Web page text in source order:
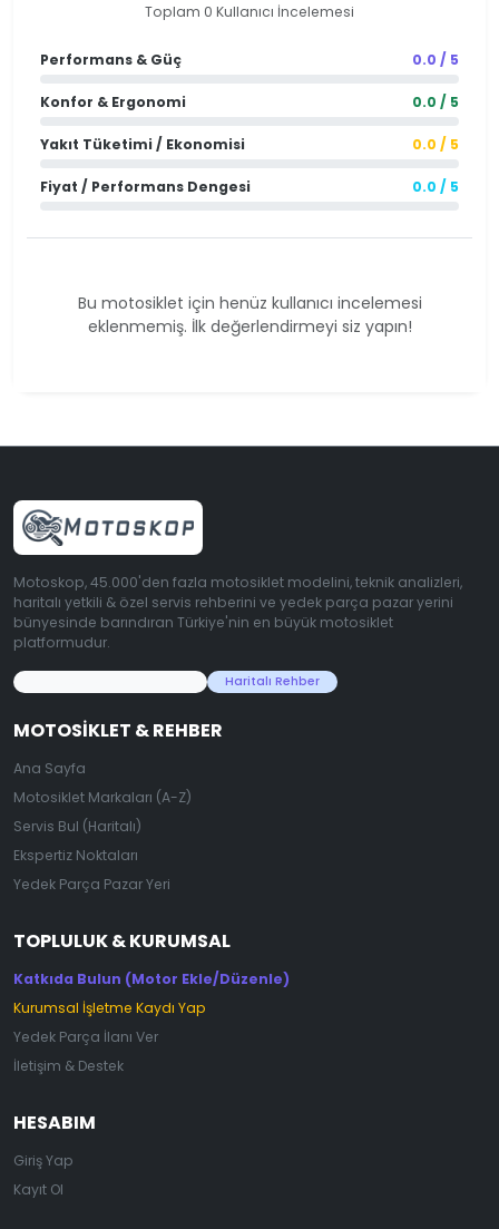
Toplam 0 Kullanıcı İncelemesi
Performans & Güç 0.0 / 5
Konfor & Ergonomi 0.0 / 5
Yakıt Tüketimi / Ekonomisi 0.0 / 5
Fiyat / Performans Dengesi 0.0 / 5
Bu motosiklet için henüz kullanıcı incelemesi
eklenmemiş. İlk değerlendirmeyi siz yapın!
Motoskop, 45.000'den fazla motosiklet modelini, teknik analizleri,
haritalı yetkili & özel servis rehberini ve yedek parça pazar yerini
bünyesinde barındıran Türkiye'nin en büyük motosiklet
platformudur.
Haritalı Rehber
MOTOSIKLET & REHBER
Ana Sayfa
Motosiklet Markaları (A-Z)
Servis Bul (Haritalı)
Ekspertiz Noktaları
Yedek Parça Pazar Yeri
TOPLULUK & KURUMSAL
Katkıda Bulun (Motor Ekle/Düzenle)
Kurumsal İşletme Kaydı Yap
Yedek Parça İlanı Ver
İletişim & Destek
HESABIM
Giriş Yap
Kayıt Ol